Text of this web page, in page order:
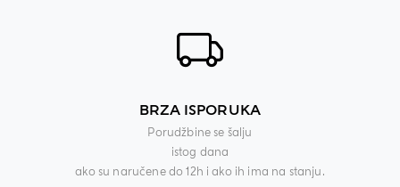
BRZA ISPORUKA
Porudžbine se šalju
istog dana
ako su naručene do 12h i ako ih ima na stanju.